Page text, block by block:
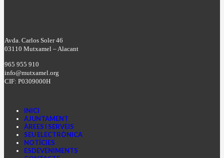
Avda. Carlos Soler 46
03110 Mutxamel – Alacant
965 955 910
info@mutxamel.org
CIF: P0309000H
INICI
AJUNTAMENT
ÀREES I SERVEIS
SEU ELECTRÒNICA
NOTÍCIES
ESDEVENIMENTS